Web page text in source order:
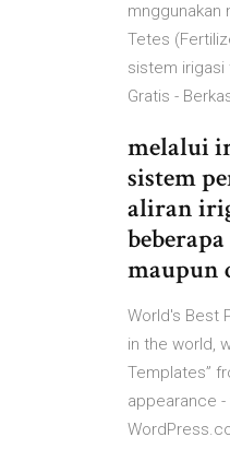
mnggunakan
Tetes
sistem irigasi
Gratis -
melalui
sistem
aliran
maupun
World's Best
in the world,
Templates”
appearance -